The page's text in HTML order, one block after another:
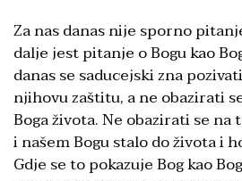
Za nas danas nije sporno
dalje jest pitanje o Bogu kao
danas se saducejski zna
njihovu zaštitu, a ne obazirati
Boga života. Ne obazirati se na
i našem Bogu stalo do života i
Gdje se to pokazuje Bog kao